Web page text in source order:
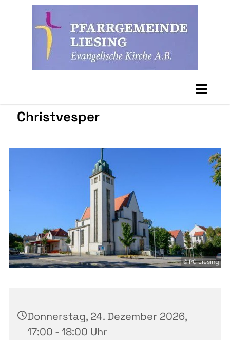
Christvesper
© PG Liesing
Donnerstag, 24. Dezember 2026,
17:00 - 18:00 Uhr